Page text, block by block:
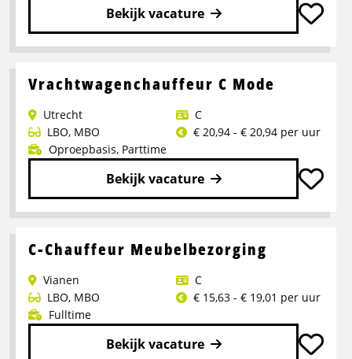
Bekijk vacature
Lees
over
Kieperchauffeur
Vrachtwagenchauffeur C Mode
Utrecht
C
LBO, MBO
€ 20,94 - € 20,94 per uur
Oproepbasis, Parttime
Bekijk vacature
Lees
over
C
Mode
C-Chauffeur Meubelbezorging
Vianen
C
LBO, MBO
€ 15,63 - € 19,01 per uur
Fulltime
Bekijk vacature